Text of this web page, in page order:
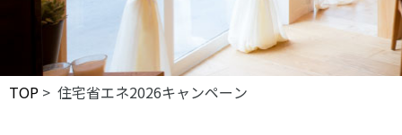
TOP > 住宅省エネ2026キャンペーン